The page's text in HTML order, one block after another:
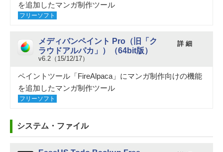
を追加したマンガ制作ツール
フリーソフト
メディバンペイント Pro（旧「ク
ラウドアルパカ」）（64bit版）
v6.2（15/12/17）
詳 細
ペイントツール「FireAlpaca」にマンガ制作向けの機能
を追加したマンガ制作ツール
フリーソフト
システム・ファイル